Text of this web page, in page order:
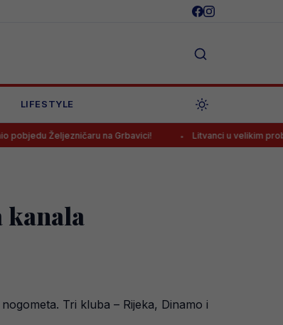
LIFESTYLE
na Grbavici! Litvanci u velikim problemima pred
kanala
Tri kluba – Rijeka, Dinamo i